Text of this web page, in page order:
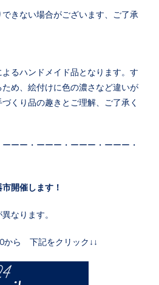
きない場合がございます、ご了承
るハンドメイド品となります。す
め、絵付けに色の濃さなど違いが
くり品の趣きとご理解、ご了承く
ーー・ーーー・ーーー・ーーー・
開催します！
なります。
から 下記をクリック↓↓